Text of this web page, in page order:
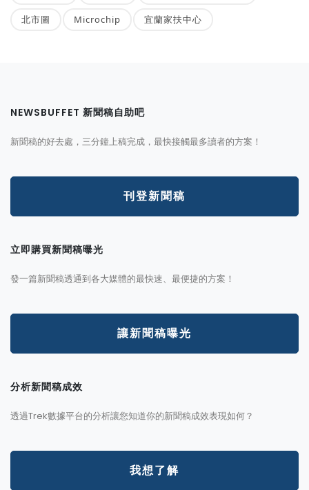
北市圖 Microchip 宜蘭家扶中心
NEWSBUFFET 新聞稿自助吧
新聞稿的好去處，三分鐘上稿完成，最快接觸最多讀者的方案！
刊登新聞稿
立即購買新聞稿曝光
發一篇新聞稿透通到各大媒體的最快速、最便捷的方案！
讓新聞稿曝光
分析新聞稿成效
透過Trek數據平台的分析讓您知道你的新聞稿成效表現如何？
我想了解